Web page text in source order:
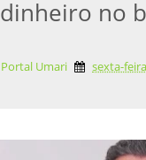
dinheiro no
Portal Umari sexta-